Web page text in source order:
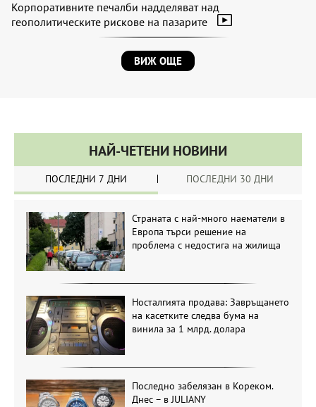
Корпоративните печалби надделяват над
геополитическите рискове на пазарите
ВИЖ ОЩЕ
НАЙ-ЧЕТЕНИ НОВИНИ
ПОСЛЕДНИ 7 ДНИ ПОСЛЕДНИ 30 ДНИ
Страната с най-много наематели в
Европа търси решение на
проблема с недостига на жилища
Носталгията продава: Завръщането
на касетките следва бума на
винила за 1 млрд. долара
Последно забелязан в Кореком.
Днес – в JULIANY